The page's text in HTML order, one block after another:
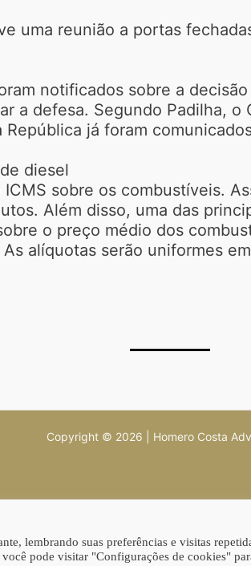
uma reunião a portas
notificados sobre a
a defesa. Segundo Padilha,
já foram
diesel
sobre os combustíveis.
Além disso, uma das
o preço médio dos
alíquotas serão uniformes
Copyright © 2026 | Homero Costa
lembrando suas preferências e visitas
pode visitar "Configurações de cookies"